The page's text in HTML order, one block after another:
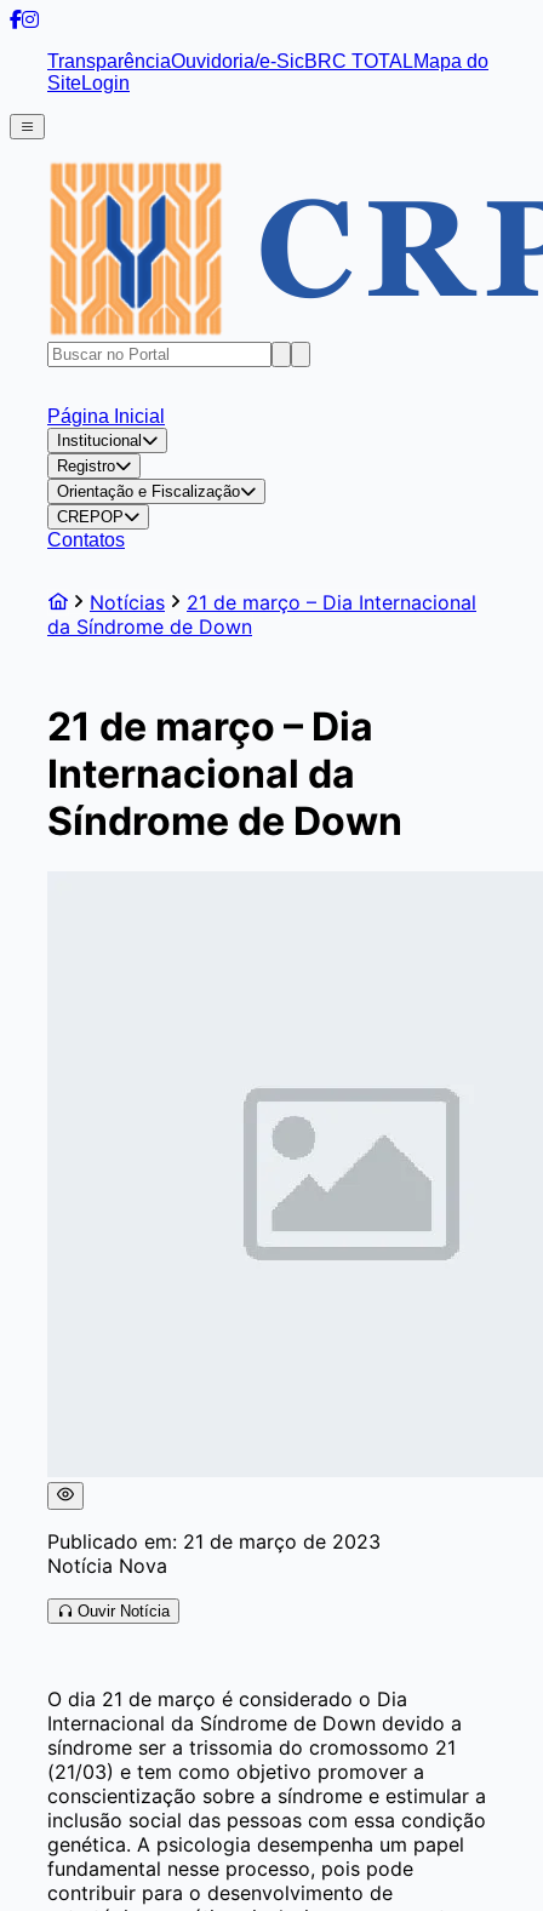
TransparênciaOuvidoria/e-SicBRC TOTALMapa do
SiteLogin
Página Inicial
Institucional
Registro
Orientação e Fiscalização
CREPOP
Contatos
Notícias
21 de março – Dia Internacional
da Síndrome de Down
21 de março – Dia
Internacional da
Síndrome de Down
Publicado em: 21 de março de 2023
Notícia Nova
Ouvir Notícia
O dia 21 de março é considerado o Dia
Internacional da Síndrome de Down devido a
síndrome ser a trissomia do cromossomo 21
(21/03) e tem como objetivo promover a
conscientização sobre a síndrome e estimular a
inclusão social das pessoas com essa condição
genética. A psicologia desempenha um papel
fundamental nesse processo, pois pode
contribuir para o desenvolvimento de